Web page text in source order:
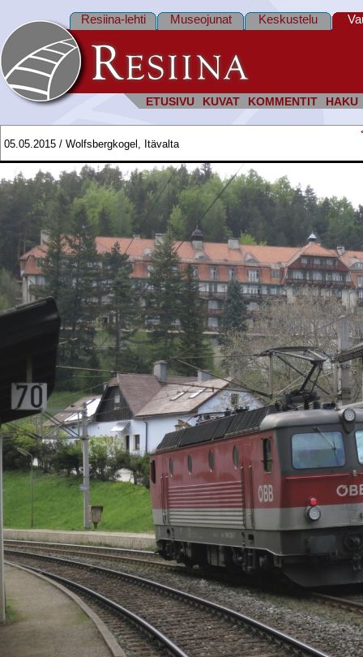
ETUSIVU KUVAT KOMMENTIT HAKU
Resiina-lehti Museojunat Keskustelu
05.05.2015 / Wolfsbergkogel, Itävalta